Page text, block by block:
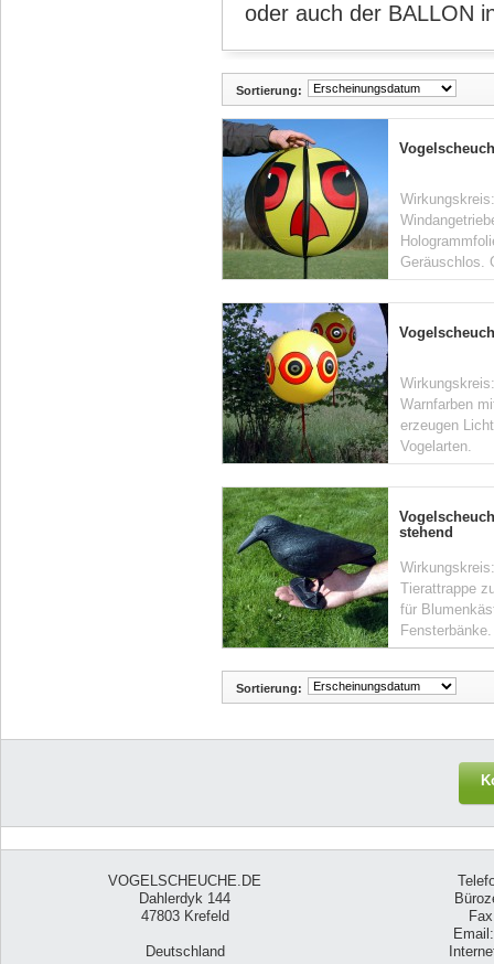
oder auch der BALLON
Sortierung:
Geräuschlos.
Warnfarben
erzeugen
Vogelarten.
stehend
Tierattrappe
für
Fensterbänke.
Sortierung:
VOGELSCHEUCHE.DE
Dahlerdyk 144
47803 Krefeld
Deutschland